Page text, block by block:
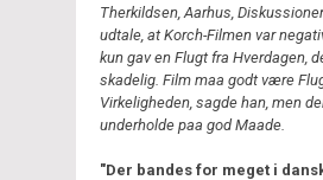
Therkildsen, Aarhus,
udtale, at Korch-Filmen var
kun gav en Flugt fra Hverdagen,
skadelig. Film maa godt være
Virkeligheden, sagde han, men
underholde paa god Maade.
"Der bandes for meget i